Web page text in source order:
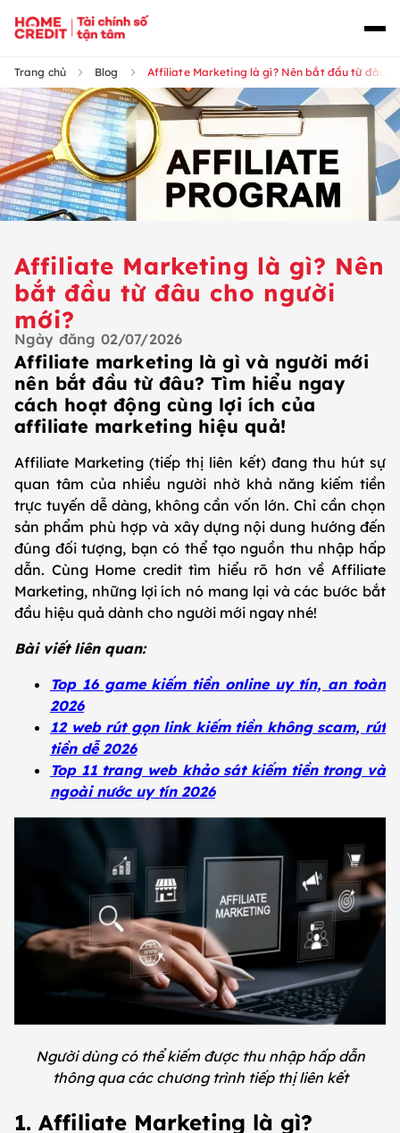
Trang chủ Blog Affiliate Marketing là gì? Nên bắt đầu từ đâu
Affiliate Marketing là gì? Nên
bắt đầu từ đâu cho người
mới?
Ngày đăng 02/07/2026
Affiliate marketing là gì và người mới
nên bắt đầu từ đâu? Tìm hiểu ngay
cách hoạt động cùng lợi ích của
affiliate marketing hiệu quả!
Affiliate Marketing (tiếp thị liên kết) đang thu hút sự
quan tâm của nhiều người nhờ khả năng kiếm tiền
trực tuyến dễ dàng, không cần vốn lớn. Chỉ cần chọn
sản phẩm phù hợp và xây dựng nội dung hướng đến
đúng đối tượng, bạn có thể tạo nguồn thu nhập hấp
dẫn. Cùng Home credit tìm hiểu rõ hơn về Affiliate
Marketing, những lợi ích nó mang lại và các bước bắt
đầu hiệu quả dành cho người mới ngay nhé!
Bài viết liên quan:
Top 16 game kiếm tiền online uy tín, an toàn
2026
12 web rút gọn link kiếm tiền không scam, rút
tiền dễ 2026
Top 11 trang web khảo sát kiếm tiền trong và
ngoài nước uy tín 2026
Người dùng có thể kiếm được thu nhập hấp dẫn
thông qua các chương trình tiếp thị liên kết
1. Affiliate Marketing là gì?